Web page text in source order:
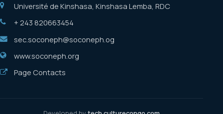
Université de Kinshasa, Kinshasa Lemba, RDC
+ 243 820663454
sec.soconeph@soconeph.og
www.soconeph.org
Page Contacts